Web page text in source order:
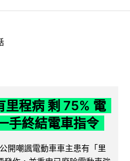
里程病 剩 75% 電
手終結電車指令
開嘲諷電動車車主患有「里